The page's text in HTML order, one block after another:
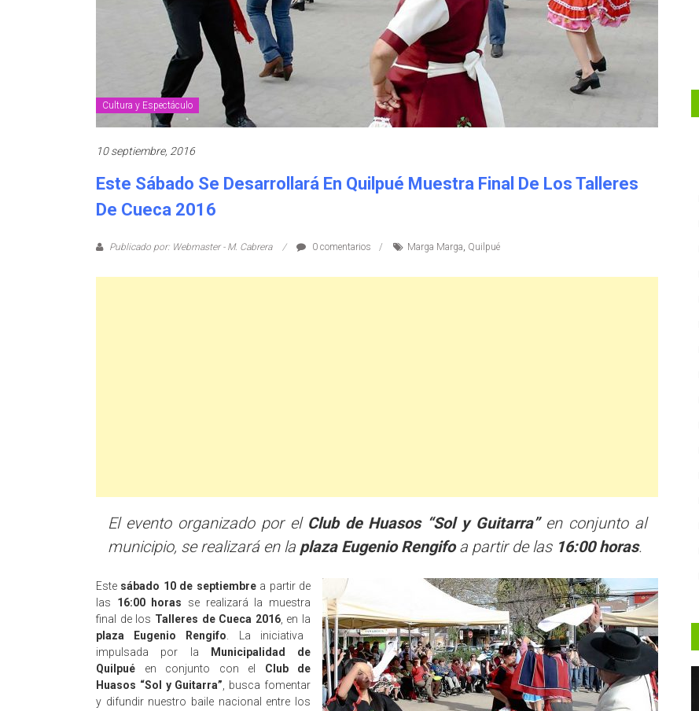
Cultura y Espectáculo
10 septiembre, 2016
Este Sábado Se Desarrollará En Quilpué Muestra Final De Los Talleres
De Cueca 2016
Publicado por: Webmaster - M. Cabrera 0 comentarios Marga Marga, Quilpué
El evento organizado por elClub de Huasos “Sol y Guitarra”en conjunto al
municipio, se realizará en la plaza Eugenio Rengifoa partir de las 16:00 horas.
Este sábado 10 de septiembrea partir de
las 16:00 horas se realizará la muestra
final de los Talleres de Cueca 2016, en la
plaza Eugenio Rengifo . La iniciativa
impulsada por la
Municipalidad de
Quilpué en conjunto con el Club de
Huasos “Sol y Guitarra” , busca fomentar
y difundir nuestro baile nacional entre los